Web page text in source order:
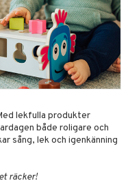
lekfulla produkter
både roligare och
sång, lek och igenkänning
räcker!